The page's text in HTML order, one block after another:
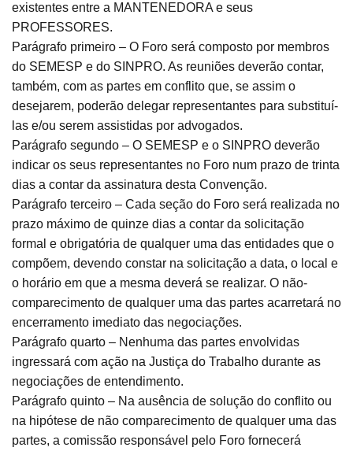
existentes entre a MANTENEDORA e seus
PROFESSORES.
Parágrafo primeiro – O Foro será composto por membros
do SEMESP e do SINPRO. As reuniões deverão contar,
também, com as partes em conflito que, se assim o
desejarem, poderão delegar representantes para substituí-
las e/ou serem assistidas por advogados.
Parágrafo segundo – O SEMESP e o SINPRO deverão
indicar os seus representantes no Foro num prazo de trinta
dias a contar da assinatura desta Convenção.
Parágrafo terceiro – Cada seção do Foro será realizada no
prazo máximo de quinze dias a contar da solicitação
formal e obrigatória de qualquer uma das entidades que o
compõem, devendo constar na solicitação a data, o local e
o horário em que a mesma deverá se realizar. O não-
comparecimento de qualquer uma das partes acarretará no
encerramento imediato das negociações.
Parágrafo quarto – Nenhuma das partes envolvidas
ingressará com ação na Justiça do Trabalho durante as
negociações de entendimento.
Parágrafo quinto – Na ausência de solução do conflito ou
na hipótese de não comparecimento de qualquer uma das
partes, a comissão responsável pelo Foro fornecerá